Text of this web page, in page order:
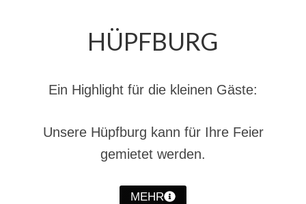
Christkindwiegen 2017
Jahreskonzert 2017
Oktoberfestkonzert 2018
Jahreskonzert 2019
Benefizkonzert 2021
HÜPFBURG
Ein Highlight für die kleinen Gäste:
Unsere Hüpfburg kann für Ihre Feier
gemietet werden.
MEHR